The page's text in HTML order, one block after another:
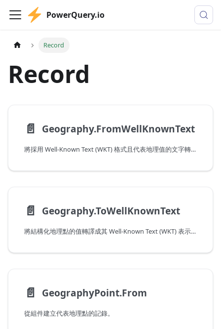
PowerQuery.io
Record
Record
📄️ Geography.FromWellKnownText
將採用 Well-Known Text (WKT) 格式且代表地理值的文字轉譯成結構化記錄。
📄️ Geography.ToWellKnownText
將結構化地理點的值轉譯成其 Well-Known Text (WKT) 表示法。
📄️ GeographyPoint.From
從組件建立代表地理點的記錄。